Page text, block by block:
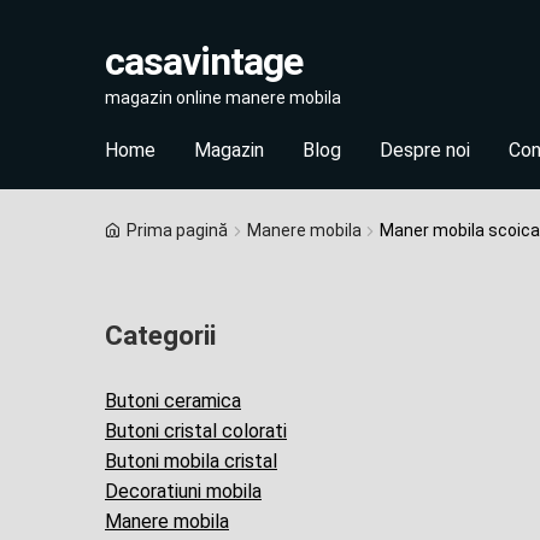
navigation
content
casavintage
magazin online manere mobila
Home Magazin Blog Despre noi
Prima pagină Manere mobila Maner mobila
Categorii
Butoni ceramica
Butoni cristal colorati
Butoni mobila cristal
Decoratiuni mobila
Manere mobila